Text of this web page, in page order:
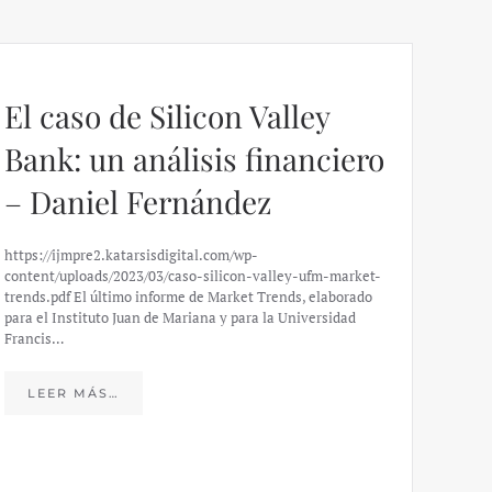
El caso de Silicon Valley
Bank: un análisis financiero
– Daniel Fernández
https://ijmpre2.katarsisdigital.com/wp-
content/uploads/2023/03/caso-silicon-valley-ufm-market-
trends.pdf El último informe de Market Trends, elaborado
para el Instituto Juan de Mariana y para la Universidad
Francis…
LEER MÁS…